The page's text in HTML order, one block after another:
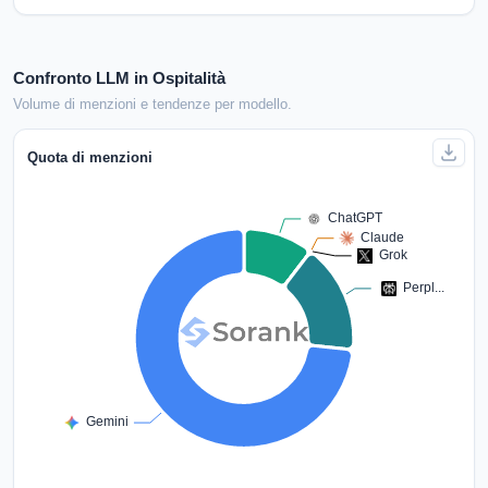
Confronto LLM in Ospitalità
Volume di menzioni e tendenze per modello.
Quota di menzioni